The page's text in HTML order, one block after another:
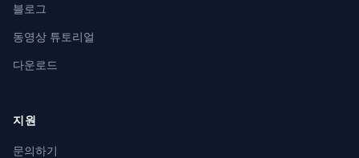
블로그
동영상 튜토리얼
다운로드
지원
문의하기